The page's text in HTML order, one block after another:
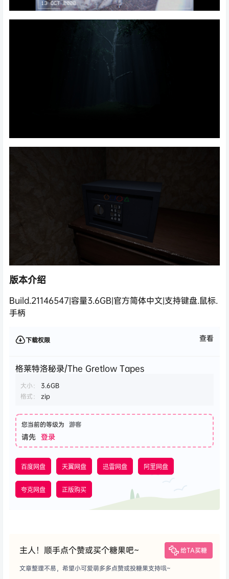
版本介绍
Build.21146547|容量3.6GB|官方简体中文|支持键盘.鼠标.
手柄
下载权限 查看
格莱特洛秘录/The Gretlow Tapes
大小：
3.6GB
格式：
zip
您当前的等级为 游客
请先 登录
百度网盘 天翼网盘 迅雷网盘 阿里网盘
夸克网盘 正版购买
主人！顺手点个赞或买个糖果吧~ 给TA买糖
文章整理不易，希望小可爱萌多多点赞或投糖果支持哦~